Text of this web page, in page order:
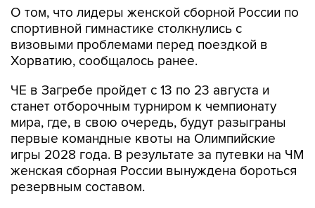
О том, что лидеры женской сборной России по
спортивной гимнастике столкнулись с
визовыми проблемами перед поездкой в
Хорватию, сообщалось ранее.
ЧЕ в Загребе пройдет с 13 по 23 августа и
станет отборочным турниром к чемпионату
мира, где, в свою очередь, будут разыграны
первые командные квоты на Олимпийские
игры 2028 года. В результате за путевки на ЧМ
женская сборная России вынуждена бороться
резервным составом.